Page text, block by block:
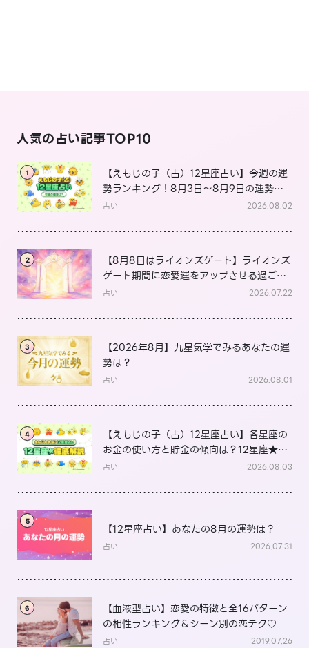
人気の占い記事TOP10
1
【えもじの子（占）12星座占い】今週の運
勢ランキング！8月3日～8月9日の運勢
は？
占い 2026.08.02
2
【8月8日はライオンズゲート】ライオンズ
ゲート期間に恋愛運をアップさせる過ごし
方は？
占い 2026.07.22
3
【2026年8月】九星気学でみるあなたの運
勢は？
占い 2026.08.01
4
【えもじの子（占）12星座占い】各星座の
お金の使い方と貯金の傾向は？12星座★徹
底解説
占い 2026.08.03
5
【12星座占い】あなたの8月の運勢は？
占い 2026.07.31
6
【血液型占い】恋愛の特徴と全16パターン
の相性ランキング＆シーン別の恋テク♡
占い 2019.07.26